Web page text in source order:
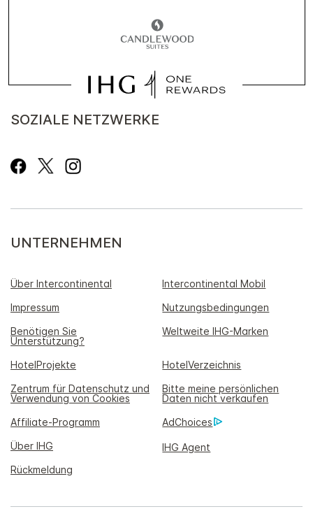
SOZIALE NETZWERKE
UNTERNEHMEN
Über Intercontinental
Intercontinental Mobil
Impressum
Nutzungsbedingungen
Benötigen Sie
Unterstützung?
Weltweite IHG-Marken
HotelProjekte
HotelVerzeichnis
Zentrum für Datenschutz und
Verwendung von Cookies
Bitte meine persönlichen
Daten nicht verkaufen
Affiliate-Programm
AdChoices
Über IHG
IHG Agent
Rückmeldung